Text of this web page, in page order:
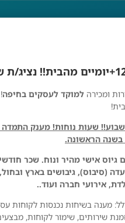
ומכירה למוקד לעסקים בחיפה
בשנה הראשונה.
גיוס אישי מהיר ונוח. שכר
(סיבוס), גיבושים בארץ
אירועי חברה ועוד..
מענה בשיחות נכנסות לקוחות
שירותים, שימור לקוחות,